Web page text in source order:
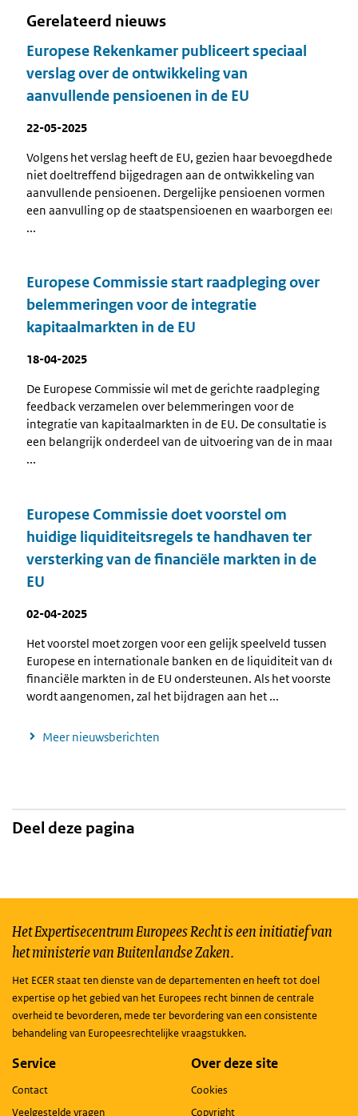
Gerelateerd nieuws
Europese Rekenkamer publiceert speciaal
verslag over de ontwikkeling van
aanvullende pensioenen in de EU
22-05-2025
Volgens het verslag heeft de EU, gezien haar bevoegdheden,
niet doeltreffend bijgedragen aan de ontwikkeling van
aanvullende pensioenen. Dergelijke pensioenen vormen
een aanvulling op de staatspensioenen en waarborgen een
...
Europese Commissie start raadpleging over
belemmeringen voor de integratie
kapitaalmarkten in de EU
18-04-2025
De Europese Commissie wil met de gerichte raadpleging
feedback verzamelen over belemmeringen voor de
integratie van kapitaalmarkten in de EU. De consultatie is
een belangrijk onderdeel van de uitvoering van de in maart
...
Europese Commissie doet voorstel om
huidige liquiditeitsregels te handhaven ter
versterking van de financiële markten in de
EU
02-04-2025
Het voorstel moet zorgen voor een gelijk speelveld tussen
Europese en internationale banken en de liquiditeit van de
financiële markten in de EU ondersteunen. Als het voorstel
wordt aangenomen, zal het bijdragen aan het ...
Meer nieuwsberichten
Deel deze pagina
Het Expertisecentrum Europees Recht is een initiatief van
het ministerie van Buitenlandse Zaken.
Het ECER staat ten dienste van de departementen en heeft tot doel
expertise op het gebied van het Europees recht binnen de centrale
overheid te bevorderen, mede ter bevordering van een consistente
behandeling van Europeesrechtelijke vraagstukken.
Service
Contact
Veelgestelde vragen
Over deze site
Cookies
Copyright